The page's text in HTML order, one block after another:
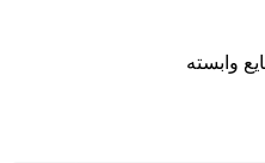
وابسته